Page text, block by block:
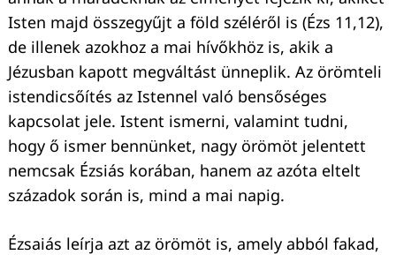
Isten majd összegyűjt a föld széléről is (Ézs 11,12),
de illenek azokhoz a mai hívőkhöz is, akik a
Jézusban kapott megváltást ünneplik. Az örömteli
istendicsőítés az Istennel való bensőséges
kapcsolat jele. Istent ismerni, valamint tudni,
hogy ő ismer bennünket, nagy örömöt jelentett
nemcsak Ézsiás korában, hanem az azóta eltelt
századok során is, mind a mai napig.
Ézsaiás leírja azt az örömöt is, amely abból fakad,